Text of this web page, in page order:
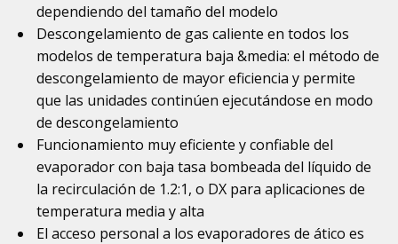
dependiendo del tamaño del modelo
Descongelamiento de gas caliente en todos los
modelos de temperatura baja &media: el método de
descongelamiento de mayor eficiencia y permite
que las unidades continúen ejecutándose en modo
de descongelamiento
Funcionamiento muy eficiente y confiable del
evaporador con baja tasa bombeada del líquido de
la recirculación de 1.2:1, o DX para aplicaciones de
temperatura media y alta
El acceso personal a los evaporadores de ático es